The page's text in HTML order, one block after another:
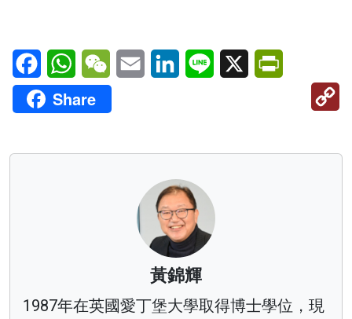
FacebookWhatsAppWeChatEmail LinkedInLine X
Share
黃錦輝
1987年在英國愛丁堡大學取得博士學位，現